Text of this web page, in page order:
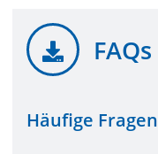
FAQs
Häufige Fragen